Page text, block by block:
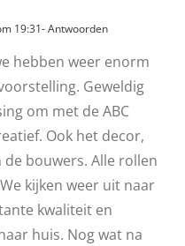
19:31- Antwoorden
hebben weer enorm
Geweldig
om met de ABC
Ook het decor,
bouwers. Alle rollen
kijken weer uit naar
kwaliteit en
huis. Nog wat na